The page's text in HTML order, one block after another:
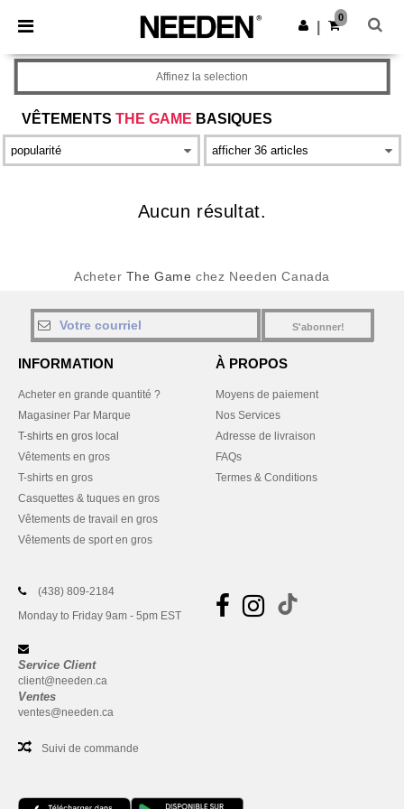
× Appli Needen
Meilleurs prix sur l’app !
Obtenir l'appli
0
VÊTEMENTS THE GAME BASIQUES
Affinez la selection
Aucun résultat.
Acheter The Game chez Needen Canada
S'abonner!
INFORMATION
Acheter en grande quantité ?
Magasiner Par Marque
T-shirts en gros local
Vêtements en gros
T-shirts en gros
Casquettes & tuques en gros
Vêtements de travail en gros
Vêtements de sport en gros
À PROPOS
Moyens de paiement
Nos Services
Adresse de livraison
FAQs
Termes & Conditions
(438) 809-2184
Monday to Friday 9am - 5pm EST
Service Client
client@needen.ca
Ventes
ventes@needen.ca
Suivi de commande